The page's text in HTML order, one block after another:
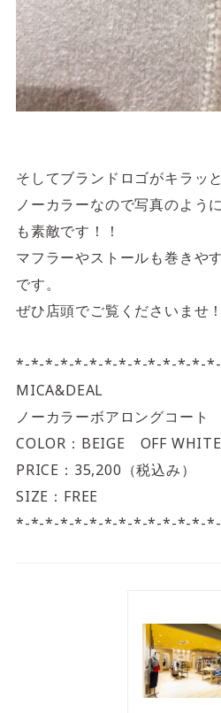
そしてブランドロゴがキラッ
ノーカラーなので写真のよう
も素敵です！！
マフラーやストールも巻きや
です。
ぜひ店頭でご覧くださいませ！
*-*-*-*-*-*-*-*-*-*-*-*-*-
MICA&DEAL
ノーカラーボアロングコート
COLOR：BEIGE OFF WHITE
PRICE：35,200（税込み）
SIZE：FREE
*-*-*-*-*-*-*-*-*-*-*-*-*-